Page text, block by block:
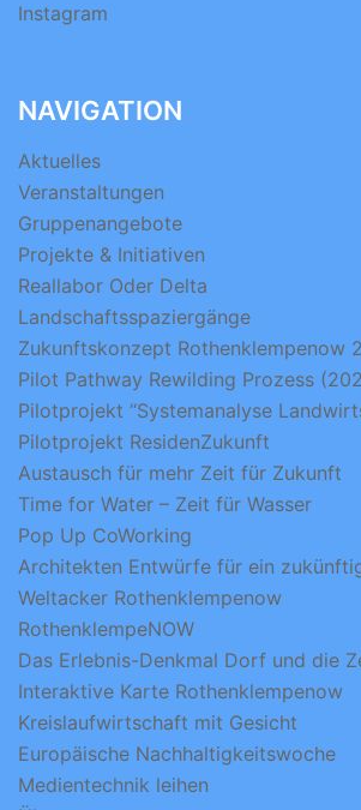
Instagram
NAVIGATION
Aktuelles
Veranstaltungen
Gruppenangebote
Projekte & Initiativen
Reallabor Oder Delta
Landschaftsspaziergänge
Zukunftskonzept Rothenklempenow
Pilot Pathway Rewilding Prozess
Pilotprojekt “Systemanalyse
Pilotprojekt ResidenZukunft
Austausch für mehr Zeit für Zukunft
Time for Water – Zeit für Wasser
Pop Up CoWorking
Architekten Entwürfe für ein
Weltacker Rothenklempenow
RothenklempeNOW
Das Erlebnis-Denkmal Dorf und die
Interaktive Karte Rothenklempenow
Kreislaufwirtschaft mit Gesicht
Europäische Nachhaltigkeitswoche
Medientechnik leihen